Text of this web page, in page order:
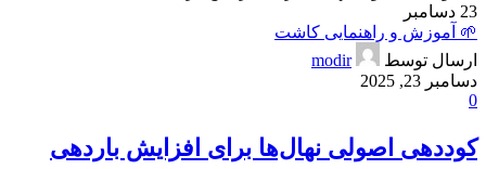
23 دسامبر
🌱 آموزش و راهنمایی کاشت
ارسال توسط
modir
دسامبر 23, 2025
0
کوددهی اصولی نهال‌ها برای افزایش باردهی